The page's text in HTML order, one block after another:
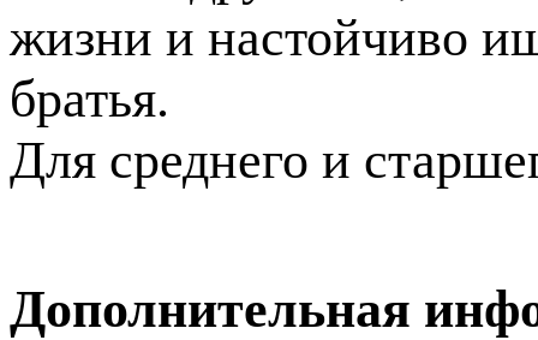
жизни и настойчиво
братья.
Для среднего и
Дополнительная